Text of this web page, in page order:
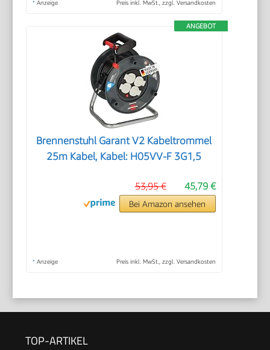
* Anzeige Preis inkl. MwSt., zzgl. Versandkosten
ANGEBOT
Brennenstuhl Garant V2 Kabeltrommel
25m Kabel, Kabel: H05VV-F 3G1,5
45,79 €
53,95 €
Bei Amazon ansehen
* Anzeige Preis inkl. MwSt., zzgl. Versandkosten
TOP-ARTIKEL